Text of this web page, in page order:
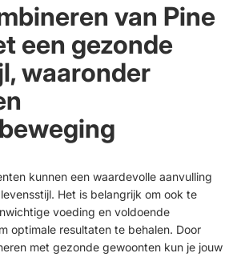
van Pine
een gezonde
waaronder
kunnen een waardevolle aanvulling
Het is belangrijk om ook te
voeding en voldoende
optimale resultaten te behalen. Door
met gezonde gewoonten kun je jouw